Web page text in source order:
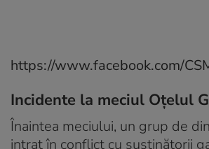
https://www.facebook.com/
Incidente la meciul Oţelul
Înaintea meciului, un grup de
intrat în conflict cu susținătorii